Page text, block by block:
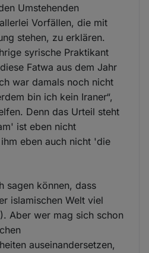
Umstehenden
Vorfällen, die mit
stehen, zu erklären.
syrische Praktikant
Fatwa aus dem Jahr
war damals noch nicht
bin ich kein Iraner“,
Denn das Urteil steht
ist eben nicht
eben auch nicht 'die
sagen können, dass
islamischen Welt viel
Aber wer mag sich schon
auseinandersetzen,